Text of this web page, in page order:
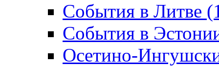
События в Литве
События в
Осетино-